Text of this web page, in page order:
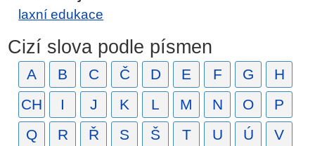
laxní edukace
Cizí slova podle písmen
A B C Č D E F G
H
CH
I J K L M N O
P
Q
R Ř S Š T U Ú V